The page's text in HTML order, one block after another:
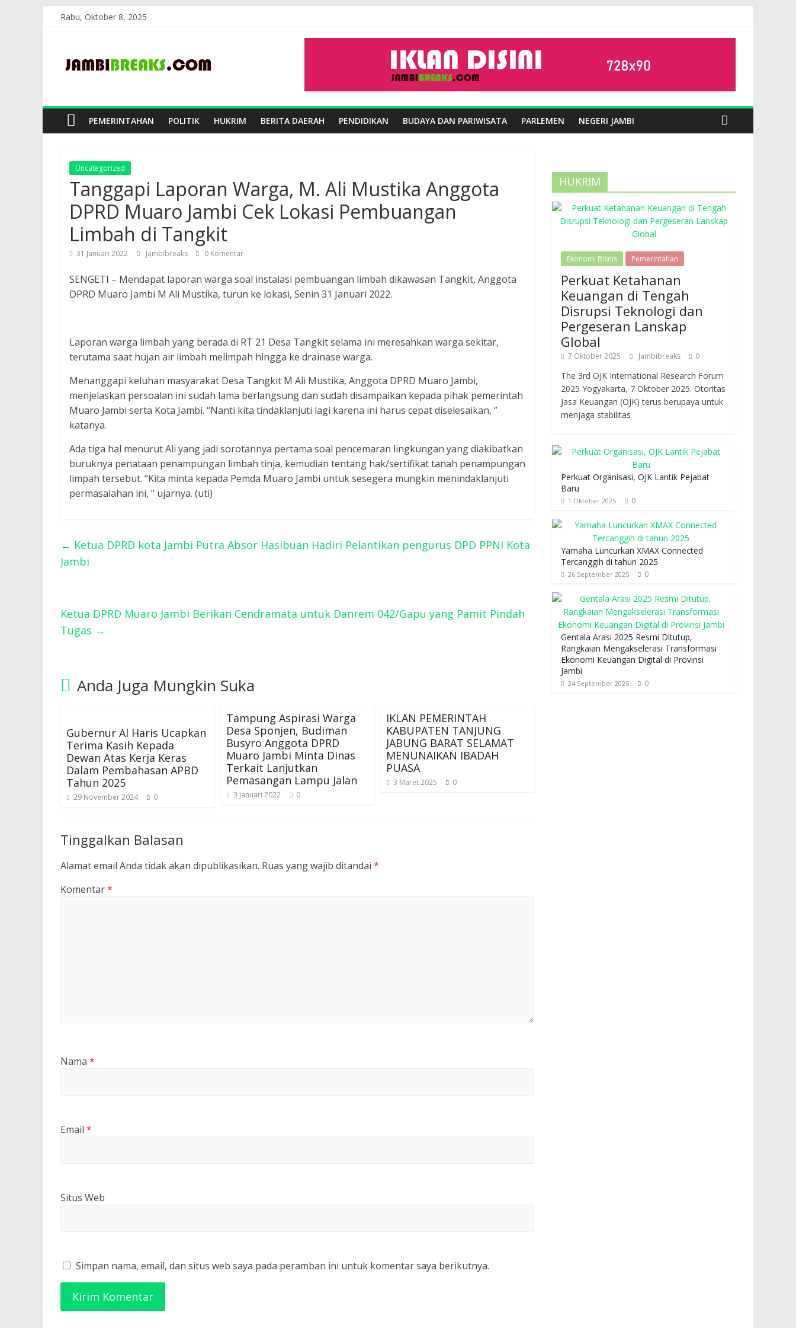
Rabu, Oktober 8, 2025
JambiBreaks
PEMERINTAHAN POLITIK HUKRIM BERITA DAERAH PENDIDIKAN BUDAYA DAN PARIWISATA PARLEMEN NEGERI JAMBI
Uncategorized
Tanggapi Laporan Warga, M. Ali Mustika Anggota
DPRD Muaro Jambi Cek Lokasi Pembuangan
Limbah di Tangkit
31 Januari 2022 Jambibreaks 0 Komentar
SENGETI – Mendapat laporan warga soal instalasi pembuangan limbah dikawasan Tangkit, Anggota
DPRD Muaro Jambi M Ali Mustika, turun ke lokasi, Senin 31 Januari 2022.
Laporan warga limbah yang berada di RT 21 Desa Tangkit selama ini meresahkan warga sekitar,
terutama saat hujan air limbah melimpah hingga ke drainase warga.
Menanggapi keluhan masyarakat Desa Tangkit M Ali Mustika, Anggota DPRD Muaro Jambi,
menjelaskan persoalan ini sudah lama berlangsung dan sudah disampaikan kepada pihak pemerintah
Muaro Jambi serta Kota Jambi. “Nanti kita tindaklanjuti lagi karena ini harus cepat diselesaikan, ”
katanya.
Ada tiga hal menurut Ali yang jadi sorotannya pertama soal pencemaran lingkungan yang diakibatkan
buruknya penataan penampungan limbah tinja, kemudian tentang hak/sertifikat tanah penampungan
limpah tersebut. “Kita minta kepada Pemda Muaro Jambi untuk sesegera mungkin menindaklanjuti
permasalahan ini, ” ujarnya. (uti)
← Ketua DPRD kota Jambi Putra Absor Hasibuan Hadiri Pelantikan pengurus DPD PPNI Kota
Jambi
Ketua DPRD Muaro Jambi Berikan Cendramata untuk Danrem 042/Gapu yang Pamit Pindah
Tugas →
Anda Juga Mungkin Suka
Gubernur Al Haris Ucapkan
Terima Kasih Kepada
Dewan Atas Kerja Keras
Dalam Pembahasan APBD
Tahun 2025
29 November 2024 0
Tampung Aspirasi Warga
Desa Sponjen, Budiman
Busyro Anggota DPRD
Muaro Jambi Minta Dinas
Terkait Lanjutkan
Pemasangan Lampu Jalan
3 Januari 2022 0
IKLAN PEMERINTAH
KABUPATEN TANJUNG
JABUNG BARAT SELAMAT
MENUNAIKAN IBADAH
PUASA
3 Maret 2025 0
Tinggalkan Balasan
Alamat email Anda tidak akan dipublikasikan. Ruas yang wajib ditandai *
Komentar*
Nama *
Email *
Situs Web
Simpan nama, email, dan situs web saya pada peramban ini untuk komentar saya berikutnya.
HUKRIM
Ekonomi Bisnis Pemerintahan
Perkuat Ketahanan
Keuangan di Tengah
Disrupsi Teknologi dan
Pergeseran Lanskap
Global
7 Oktober 2025 Jambibreaks 0
The 3rd OJK International Research Forum
2025 Yogyakarta, 7 Oktober 2025. Otoritas
Jasa Keuangan (OJK) terus berupaya untuk
menjaga stabilitas
Perkuat Organisasi, OJK Lantik Pejabat
Baru
1 Oktober 2025 0
Yamaha Luncurkan XMAX Connected
Tercanggih di tahun 2025
26 September 2025 0
Gentala Arasi 2025 Resmi Ditutup,
Rangkaian Mengakselerasi Transformasi
Ekonomi Keuangan Digital di Provinsi
Jambi
24 September 2025 0